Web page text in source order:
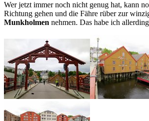
Wer jetzt immer noch nicht genug hat, kann
Richtung gehen und die Fähre rüber zur
Munkholmen nehmen. Das habe ich